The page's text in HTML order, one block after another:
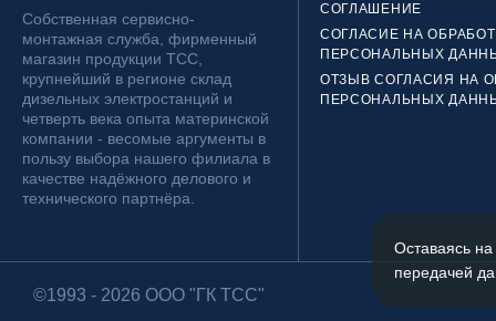
Собственная сервисно-
монтажная служба, фирменный
магазин продукции ТСС,
крупнейший в регионе склад
дизельных электростанций и
четверть века опыта материнской
компании - весомые аргументы в
пользу выбора нашего филиала в
качестве надёжного делового и
технического партнёра.
СОГЛАШЕНИЕ
СОГЛАСИЕ НА
ПЕРСОНАЛЬНЫХ
ОТЗЫВ СОГЛАСИЯ НА
ПЕРСОНАЛЬНЫХ
©1993 - 2026 ООО "ГК ТСС"
Оставаясь
передачей